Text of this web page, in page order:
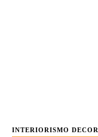
INTERIORISMO